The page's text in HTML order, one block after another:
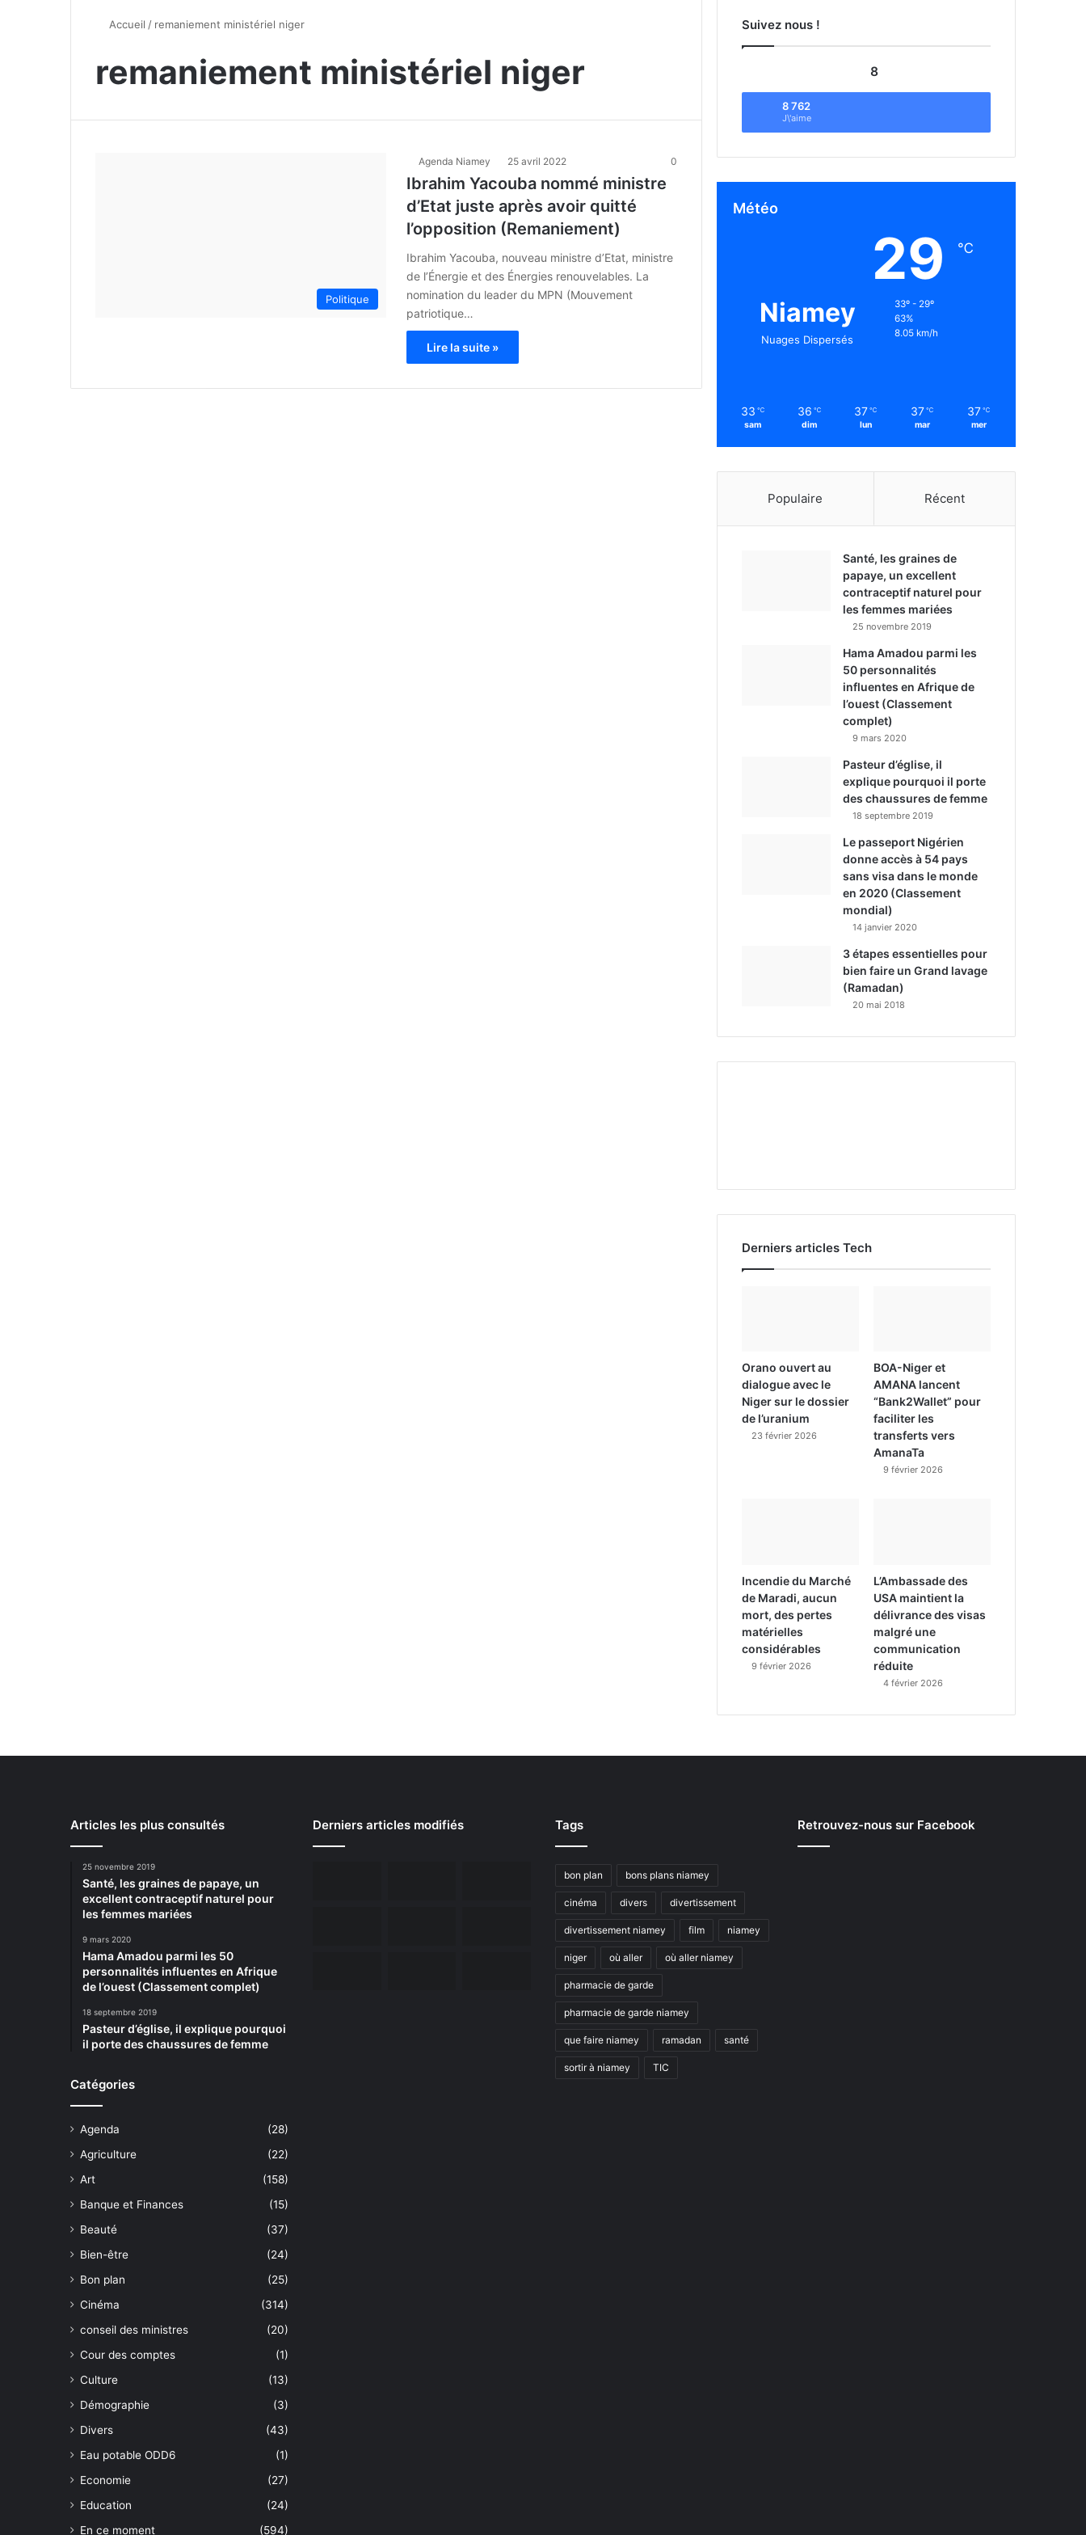
Accueil / remaniement ministériel niger
remaniement ministériel niger
Politique
Agenda Niamey 25 avril 2022 0
Ibrahim Yacouba nommé ministre
d’Etat juste après avoir quitté
l’opposition (Remaniement)
Ibrahim Yacouba, nouveau ministre d’Etat, ministre
de l’Énergie et des Énergies renouvelables. La
nomination du leader du MPN (Mouvement
patriotique…
Lire la suite »
Suivez nous !
8
8 762
J\'aime
Météo
Niamey
Nuages Dispersés
29 ℃
33º - 29º
63%
8.05 km/h
33 ℃
sam
36 ℃
dim
37 ℃
lun
37 ℃
mar
37 ℃
mer
Populaire Récent
Santé, les graines de
papaye, un excellent
contraceptif naturel pour
les femmes mariées
25 novembre 2019
Hama Amadou parmi les
50 personnalités
influentes en Afrique de
l’ouest (Classement
complet)
9 mars 2020
Pasteur d’église, il
explique pourquoi il porte
des chaussures de femme
18 septembre 2019
Le passeport Nigérien
donne accès à 54 pays
sans visa dans le monde
en 2020 (Classement
mondial)
14 janvier 2020
3 étapes essentielles pour
bien faire un Grand lavage
(Ramadan)
20 mai 2018
Derniers articles Tech
Orano ouvert au
dialogue avec le
Niger sur le dossier
de l’uranium
23 février 2026
BOA-Niger et
AMANA lancent
“Bank2Wallet” pour
faciliter les
transferts vers
AmanaTa
9 février 2026
Incendie du Marché
de Maradi, aucun
mort, des pertes
matérielles
considérables
9 février 2026
L’Ambassade des
USA maintient la
délivrance des visas
malgré une
communication
réduite
4 février 2026
Articles les plus consultés
25 novembre 2019
Santé, les graines de papaye, un
excellent contraceptif naturel pour
les femmes mariées
9 mars 2020
Hama Amadou parmi les 50
personnalités influentes en Afrique
de l’ouest (Classement complet)
18 septembre 2019
Pasteur d’église, il explique pourquoi
il porte des chaussures de femme
Catégories
Agenda
(28)
Agriculture
(22)
Art
(158)
Banque et Finances
(15)
Beauté
(37)
Bien-être
(24)
Bon plan
(25)
Cinéma
(314)
conseil des ministres
(20)
Cour des comptes
(1)
Culture
(13)
Démographie
(3)
Divers
(43)
Eau potable ODD6
(1)
Economie
(27)
Education
(24)
En ce moment
(594)
Derniers articles modifiés Tags
bon plan bons plans niamey
cinéma divers divertissement
divertissement niamey film niamey
niger où aller où aller niamey
pharmacie de garde
pharmacie de garde niamey
que faire niamey ramadan santé
sortir à niamey TIC
Retrouvez-nous sur Facebook